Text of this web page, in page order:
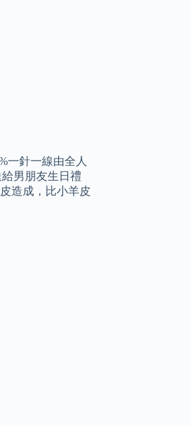
一針一線由全人
男朋友生日禮
造成，比小羊皮